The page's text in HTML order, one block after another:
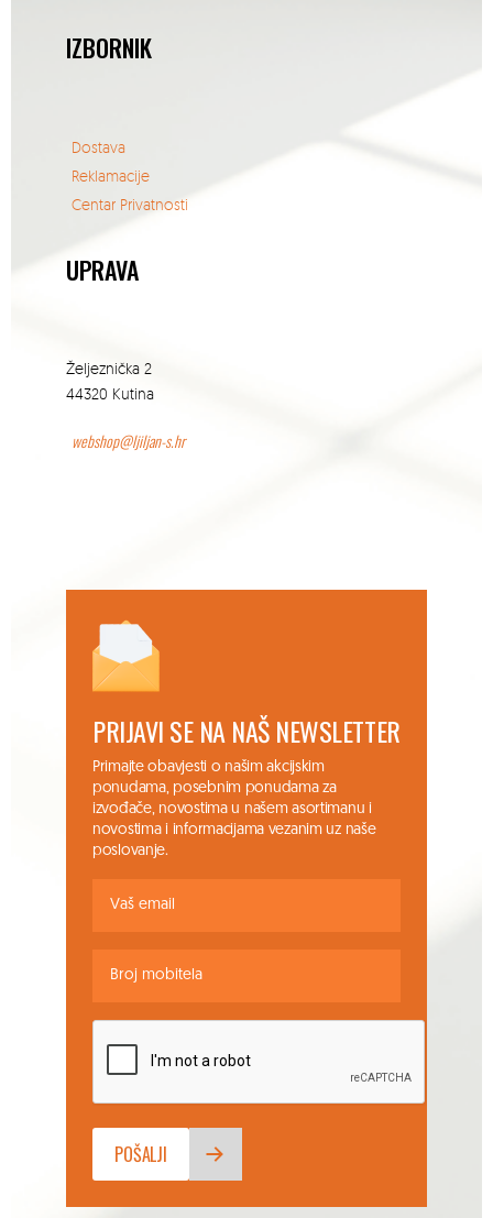
IZBORNIK
Dostava
Reklamacije
Centar Privatnosti
UPRAVA
Željeznička 2
44320 Kutina
webshop@ljiljan-s.hr
PRIJAVI SE NA NAŠ NEWSLETTER
Primajte obavjesti o našim akcijskim
ponudama, posebnim ponudama za
izvođače, novostima u našem asortimanu i
novostima i informacijama vezanim uz naše
poslovanje.